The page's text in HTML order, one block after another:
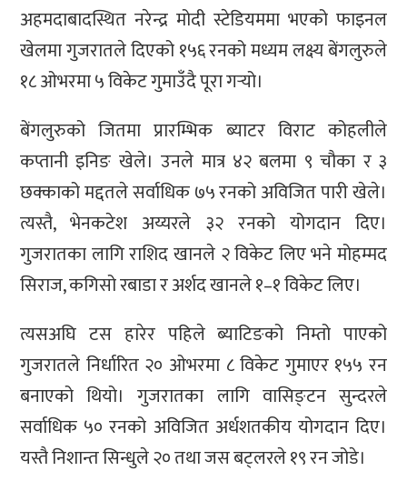
अहमदाबादस्थित नरेन्द्र मोदी स्टेडियममा भएको फाइनल
खेलमा गुजरातले दिएको १५६ रनको मध्यम लक्ष्य बेंगलुरुले
१८ ओभरमा ५ विकेट गुमाउँदै पूरा गर्‍यो।
बेंगलुरुको जितमा प्रारम्भिक ब्याटर विराट कोहलीले
कप्तानी इनिङ खेले। उनले मात्र ४२ बलमा ९ चौका र ३
छक्काको मद्दतले सर्वाधिक ७५ रनको अविजित पारी खेले।
त्यस्तै, भेनकटेश अय्यरले ३२ रनको योगदान दिए।
गुजरातका लागि राशिद खानले २ विकेट लिए भने मोहम्मद
सिराज, कगिसो रबाडा र अर्शद खानले १–१ विकेट लिए।
त्यसअघि टस हारेर पहिले ब्याटिङको निम्तो पाएको
गुजरातले निर्धारित २० ओभरमा ८ विकेट गुमाएर १५५ रन
बनाएको थियो। गुजरातका लागि वासिङ्टन सुन्दरले
सर्वाधिक ५० रनको अविजित अर्धशतकीय योगदान दिए।
यस्तै निशान्त सिन्धुले २० तथा जस बट्लरले १९ रन जोडे।